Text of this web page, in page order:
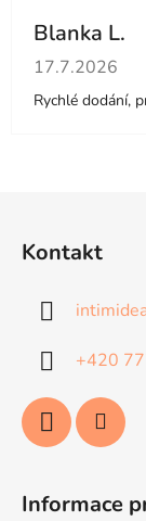
Blanka L.
Hodnocení
17.7.2026
Rychlé dodání,
Kontakt
+420
Informace